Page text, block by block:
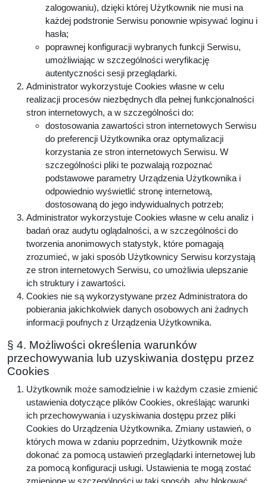
zalogowaniu), dzięki której Użytkownik nie musi na
każdej podstronie Serwisu ponownie wpisywać loginu i
hasła;
poprawnej konfiguracji wybranych funkcji Serwisu,
umożliwiając w szczególności weryfikację
autentyczności sesji przeglądarki.
Administrator wykorzystuje Cookies własne w celu
realizacji procesów niezbędnych dla pełnej funkcjonalności
stron internetowych, a w szczególności do:
dostosowania zawartości stron internetowych Serwisu
do preferencji Użytkownika oraz optymalizacji
korzystania ze stron internetowych Serwisu. W
szczególności pliki te pozwalają rozpoznać
podstawowe parametry Urządzenia Użytkownika i
odpowiednio wyświetlić stronę internetową,
dostosowaną do jego indywidualnych potrzeb;
Administrator wykorzystuje Cookies własne w celu analiz i
badań oraz audytu oglądalności, a w szczególności do
tworzenia anonimowych statystyk, które pomagają
zrozumieć, w jaki sposób Użytkownicy Serwisu korzystają
ze stron internetowych Serwisu, co umożliwia ulepszanie
ich struktury i zawartości.
Cookies nie są wykorzystywane przez Administratora do
pobierania jakichkolwiek danych osobowych ani żadnych
informacji poufnych z Urządzenia Użytkownika.
§ 4. Możliwości określenia warunków
przechowywania lub uzyskiwania dostępu przez
Cookies
Użytkownik może samodzielnie i w każdym czasie zmienić
ustawienia dotyczące plików Cookies, określając warunki
ich przechowywania i uzyskiwania dostępu przez pliki
Cookies do Urządzenia Użytkownika. Zmiany ustawień, o
których mowa w zdaniu poprzednim, Użytkownik może
dokonać za pomocą ustawień przeglądarki internetowej lub
za pomocą konfiguracji usługi. Ustawienia te mogą zostać
zmienione w szczególności w taki sposób, aby blokować